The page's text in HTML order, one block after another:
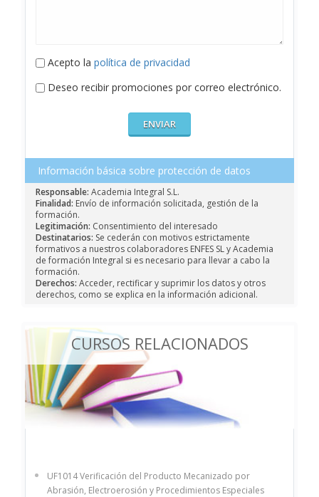
Acepto la política de privacidad
Deseo recibir promociones por correo electrónico.
Información básica sobre protección de datos
Responsable: Academia Integral S.L.
Finalidad: Envío de información solicitada, gestión de la
formación.
Legitimación: Consentimiento del interesado
Destinatarios: Se cederán con motivos estrictamente
formativos a nuestros colaboradores ENFES SL y Academia
de formación Integral si es necesario para llevar a cabo la
formación.
Derechos: Acceder, rectificar y suprimir los datos y otros
derechos, como se explica en la información adicional.
CURSOS RELACIONADOS
UF1014 Verificación del Producto Mecanizado por
Abrasión, Electroerosión y Procedimientos Especiales